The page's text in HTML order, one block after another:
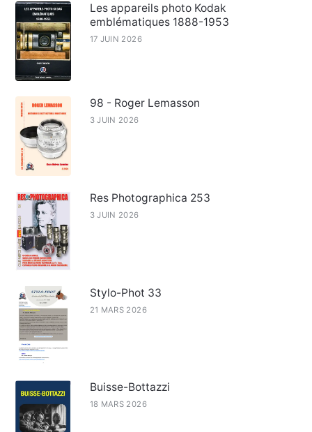
Les appareils photo Kodak
emblématiques 1888-1953
17 JUIN 2026
98 - Roger Lemasson
3 JUIN 2026
Res Photographica 253
3 JUIN 2026
Stylo-Phot 33
21 MARS 2026
Buisse-Bottazzi
18 MARS 2026